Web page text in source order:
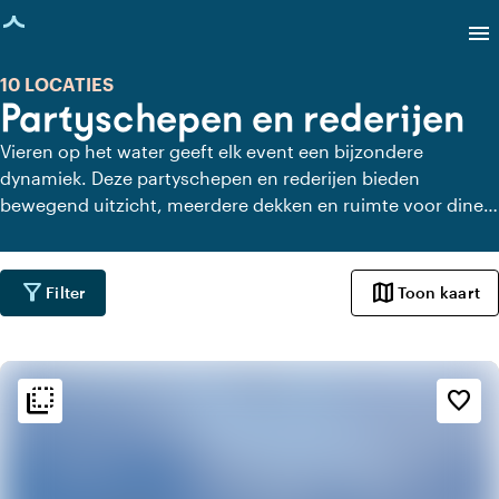
geladen
menu
Partyschepen en rederijen
10 LOCATIES
Vieren op het water geeft elk event een bijzondere
dynamiek. Deze partyschepen en rederijen bieden
bewegend uitzicht, meerdere dekken en ruimte voor diner,
letterlijk in beweging komt.
filter_alt Filter map Toon kaart
flip_to_back favorite_border
flip_to_back Sfeer en esthetiek
blur_on
Eclectisch